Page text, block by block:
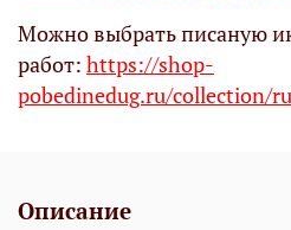
Можно выбрать писаную
работ: https://shop-
pobedinedug.ru/collection/
Описание